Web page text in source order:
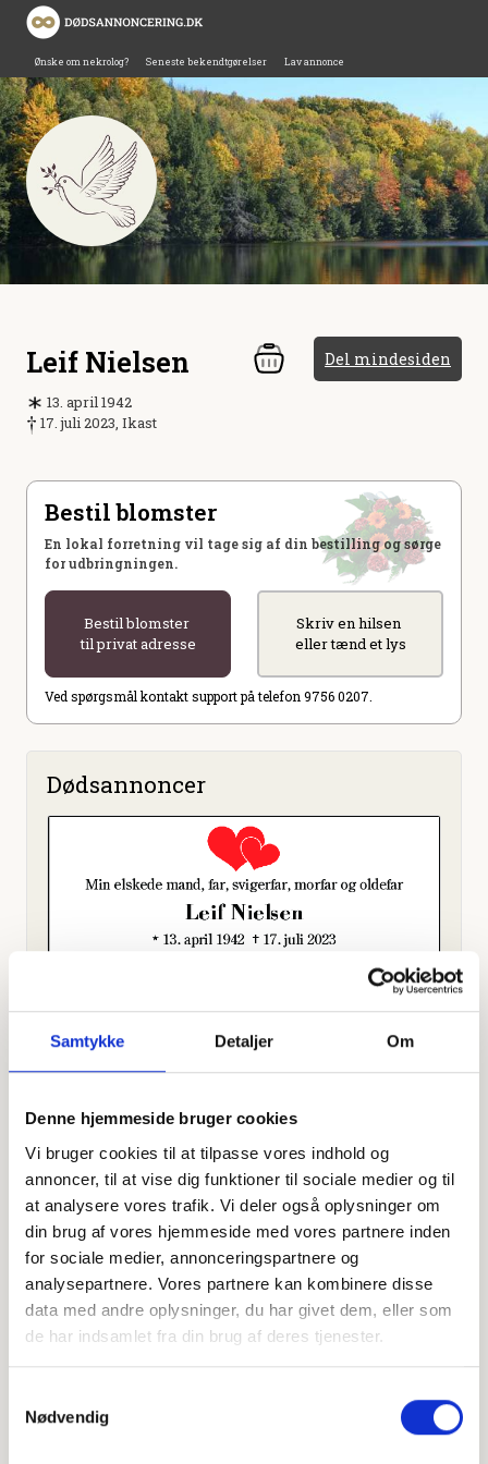
Samtykke Detaljer Om
Denne hjemmeside bruger cookies
Vi bruger cookies til at tilpasse vores indhold og
annoncer, til at vise dig funktioner til sociale medier og til
at analysere vores trafik. Vi deler også oplysninger om
din brug af vores hjemmeside med vores partnere inden
for sociale medier, annonceringspartnere og
analysepartnere. Vores partnere kan kombinere disse
data med andre oplysninger, du har givet dem, eller som
de har indsamlet fra din brug af deres tjenester.
Nødvendig
Ønske om nekrolog? Seneste bekendtgørelser Lav annonce
Leif Nielsen Del mindesiden
13. april 1942
17. juli 2023, Ikast
Bestil blomster
En lokal forretning vil tage sig af din bestilling og sørge
for udbringningen.
Bestil blomster
til privat adresse
Skriv en hilsen
eller tænd et lys
Ved spørgsmål kontakt support på telefon 9756 0207.
Dødsannoncer
Offentligtgjort i Herning Folkeblad d. 20.
juli 2023
Se flere
Højtideligheden
Lørdag d. 22. juli 2023 kl. 11.00
Ikast Kirke
+
−